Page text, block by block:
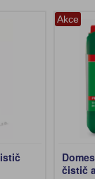
Akce
čistič